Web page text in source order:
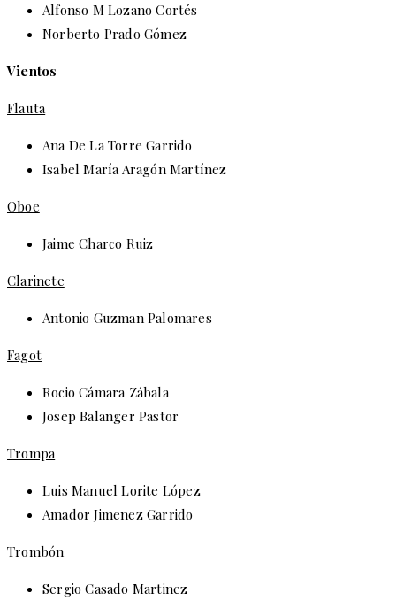
Alfonso M Lozano Cortés
Norberto Prado Gómez
Vientos
Flauta
Ana De La Torre Garrido
Isabel María Aragón Martínez
Oboe
Jaime Charco Ruiz
Clarinete
Antonio Guzman Palomares
Fagot
Rocio Cámara Zábala
Josep Balanger Pastor
Trompa
Luis Manuel Lorite López
Amador Jimenez Garrido
Trombón
Sergio Casado Martinez